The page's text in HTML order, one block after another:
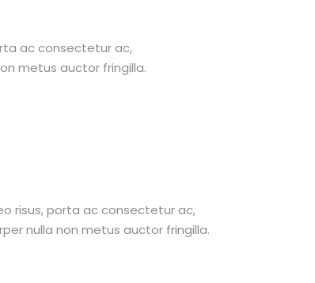
ac consectetur ac,
metus auctor fringilla.
risus, porta ac consectetur ac,
nulla non metus auctor fringilla.